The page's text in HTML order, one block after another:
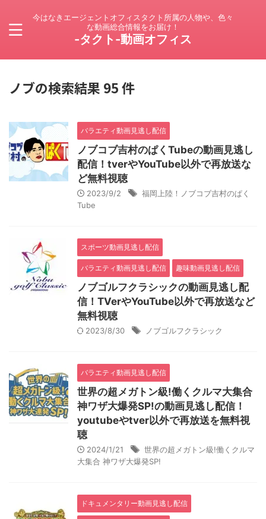
今はなきエージェントオフィスタクト所属の人物や、色々
な動画総合情報をお届け！
-タクト-動画オフィス
ノブの検索結果 95 件
バラエティ動画見逃し配信
ノブコブ吉村のぱくTubeの動画見逃し
配信！tverやYouTube以外で再放送な
ど無料視聴
2023/9/2
福岡上陸！ノブコブ吉村のぱく
Tube
スポーツ動画見逃し配信
バラエティ動画見逃し配信 趣味動画見逃し配信
ノブゴルフクラシックの動画見逃し配
信！TVerやYouTube以外で再放送など
無料視聴
2023/8/30 ノブゴルフクラシック
バラエティ動画見逃し配信
世界の超メガトン級!働くクルマ大集合
神ワザ大爆発SP!の動画見逃し配信！
youtubeやtver以外で再放送を無料視
聴
2024/1/21
世界の超メガトン級!働くクルマ
大集合 神ワザ大爆発SP!
ドキュメンタリー動画見逃し配信